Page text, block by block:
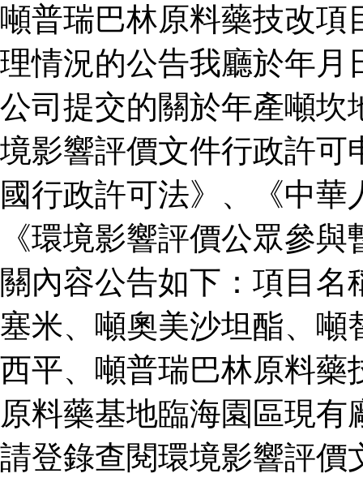
噸普瑞巴林原料藥技改項
理情況的公告我廳於年月
公司提交的關於年產噸坎
境影響評價文件行政許可
國行政許可法》、《中
《環境影響評價公眾參
關內容公告如下：項目
塞米、噸奧美沙坦酯、噸
西平、噸普瑞巴林原料藥
原料藥基地臨海園區現
請登錄查閱環境影響評價